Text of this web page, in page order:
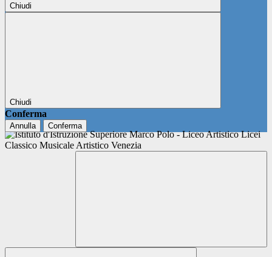
Chiudi
Chiudi
Conferma
Annulla Conferma